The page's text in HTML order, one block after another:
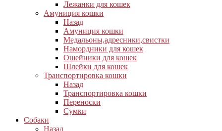
Лежанки для кошек
Амуниция кошки
Назад
Амуниция кошки
Медальоны,адресники,свистки
Намордники для кошек
Ошейники для кошек
Шлейки для кошек
Транспортировка кошки
Назад
Транспортировка кошки
Переноски
Сумки
Собаки
Назад